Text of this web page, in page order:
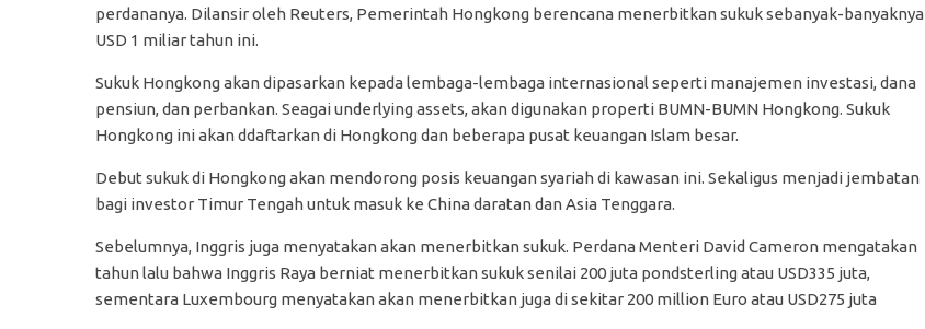
perdananya. Dilansir oleh Reuters, Pemerintah Hongkong berencana menerbitkan sukuk sebanyak-banyaknya
USD 1 miliar tahun ini.
Sukuk Hongkong akan dipasarkan kepada lembaga-lembaga internasional seperti manajemen investasi, dana
pensiun, dan perbankan. Seagai underlying assets, akan digunakan properti BUMN-BUMN Hongkong. Sukuk
Hongkong ini akan ddaftarkan di Hongkong dan beberapa pusat keuangan Islam besar.
Debut sukuk di Hongkong akan mendorong posis keuangan syariah di kawasan ini. Sekaligus menjadi jembatan
bagi investor Timur Tengah untuk masuk ke China daratan dan Asia Tenggara.
Sebelumnya, Inggris juga menyatakan akan menerbitkan sukuk. Perdana Menteri David Cameron mengatakan
tahun lalu bahwa Inggris Raya berniat menerbitkan sukuk senilai 200 juta pondsterling atau USD335 juta,
sementara Luxembourg menyatakan akan menerbitkan juga di sekitar 200 million Euro atau USD275 juta